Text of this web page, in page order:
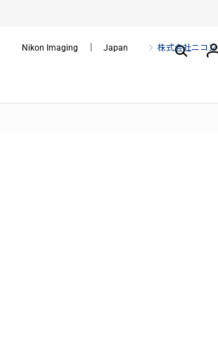
Nikon Imaging ｜ Japan 株式会社ニコン